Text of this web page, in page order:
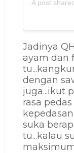
Jadinya
ayam dan
dengan
juga...ikut
rasa
suka
tu...kalau